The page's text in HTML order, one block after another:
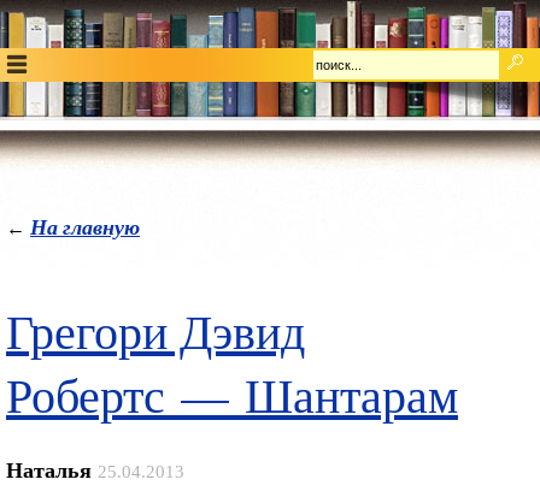
← На главную
Грегори Дэвид
Робертс — Шантарам
Наталья 25.04.2013